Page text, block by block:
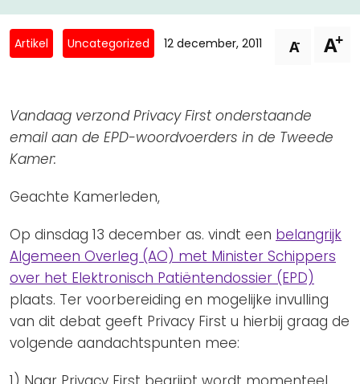
Privacy Coalitie
PSD2-me-niet
Kom in actie
Nieuwsbrieven
Privacybeleid
ANBI Status
Playlist
Artikel Uncategorized 12 december, 2011 A- A+
Vandaag verzond Privacy First onderstaande
email aan de EPD-woordvoerders in de Tweede
Kamer:
Geachte Kamerleden,
Op dinsdag 13 december as. vindt een belangrijk
Algemeen Overleg (AO) met Minister Schippers
over het Elektronisch Patiëntendossier (EPD)
plaats. Ter voorbereiding en mogelijke invulling
van dit debat geeft Privacy First u hierbij graag de
volgende aandachtspunten mee: